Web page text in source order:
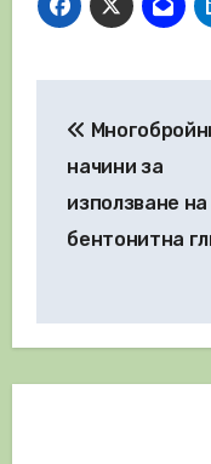
начини за
използване на
бентонитна